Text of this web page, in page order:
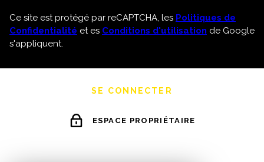
Ce site est protégé par reCAPTCHA, les Politiques de
Confidentialité et es Conditions d'utilisation de Google
s'appliquent.
SE CONNECTER
ESPACE PROPRIÉTAIRE